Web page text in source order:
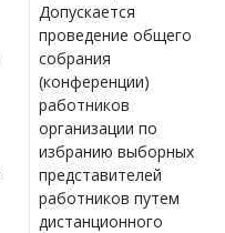
Допускается
проведение общего
собрания
(конференции)
работников
организации по
избранию выборных
представителей
работников путем
дистанционного